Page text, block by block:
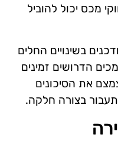
מכס יכול להוביל
בשינויים החלים
הדרושים זמינים
את הסיכונים
בצורה חלקה.